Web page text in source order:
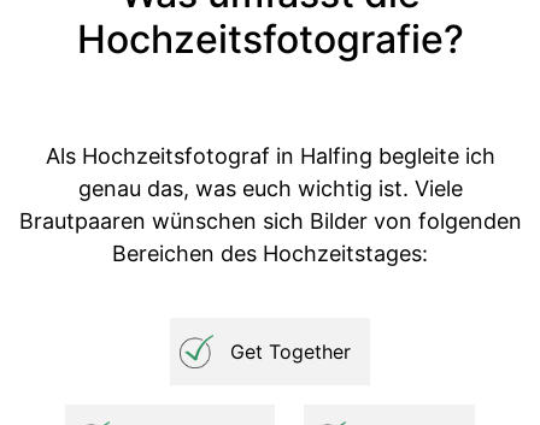
Hochzeitsfotografie?
Als Hochzeitsfotograf in Halfing begleite ich
genau das, was euch wichtig ist. Viele
Brautpaaren wünschen sich Bilder von folgenden
Bereichen des Hochzeitstages:
Get Together